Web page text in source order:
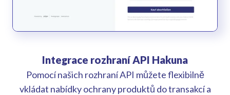
Integrace rozhraní API Hakuna
Pomocí našich rozhraní API můžete flexibilně
vkládat nabídky ochrany produktů do transakcí a